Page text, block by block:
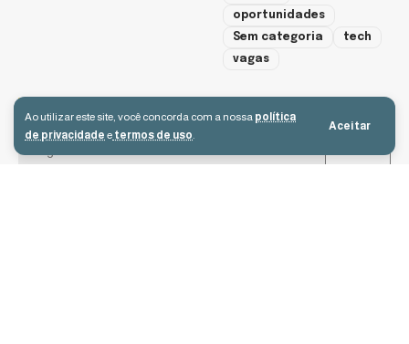
Ao utilizar este site, você concorda com a nossa política
de privacidade e termos de uso.
Aceitar
oportunidades
Sem categoria
tech
vagas